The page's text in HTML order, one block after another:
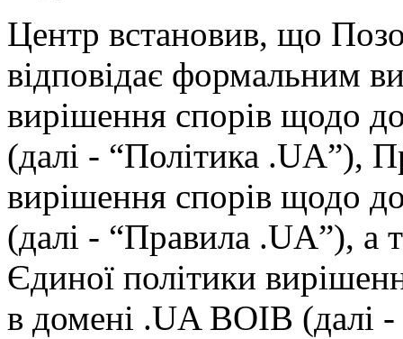
Центр встановив, що
відповідає формальним
вирішення спорів щодо
(далі - “Політика .UA”),
вирішення спорів щодо
(далі - “Правила .UA”), а
Єдиної політики
в домені .UA ВОІВ (далі